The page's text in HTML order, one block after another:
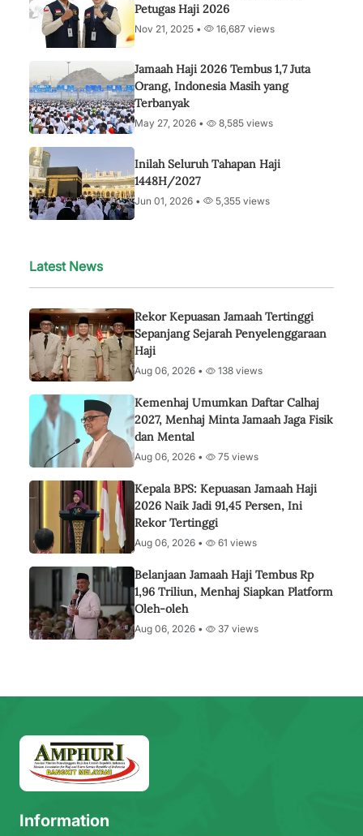
Petugas Haji 2026
Nov 21, 2025 • 16,687 views
Jamaah Haji 2026 Tembus 1,7 Juta
Orang, Indonesia Masih yang
Terbanyak
May 27, 2026 • 8,585 views
Inilah Seluruh Tahapan Haji
1448H/2027
Jun 01, 2026 • 5,355 views
Latest News
Rekor Kepuasan Jamaah Tertinggi
Sepanjang Sejarah Penyelenggaraan
Haji
Aug 06, 2026 • 138 views
Kemenhaj Umumkan Daftar Calhaj
2027, Menhaj Minta Jamaah Jaga Fisik
dan Mental
Aug 06, 2026 • 75 views
Kepala BPS: Kepuasan Jamaah Haji
2026 Naik Jadi 91,45 Persen, Ini
Rekor Tertinggi
Aug 06, 2026 • 61 views
Belanjaan Jamaah Haji Tembus Rp
1,96 Triliun, Menhaj Siapkan Platform
Oleh-oleh
Aug 06, 2026 • 37 views
Information